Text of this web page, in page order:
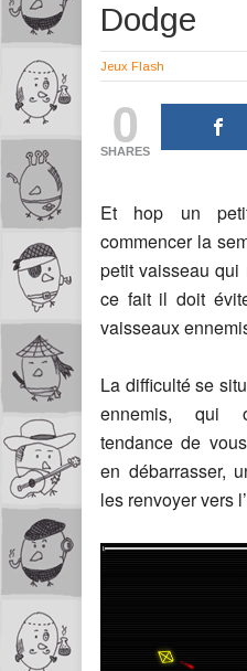
Dodge
Jeux Flash
0
SHARES
Et hop un
commencer la
petit vaisseau qui
ce fait il doit
vaisseaux
La difficulté se
ennemis, qui
tendance de
en débarrasser,
les renvoyer vers